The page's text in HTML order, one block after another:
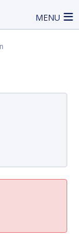
MENU